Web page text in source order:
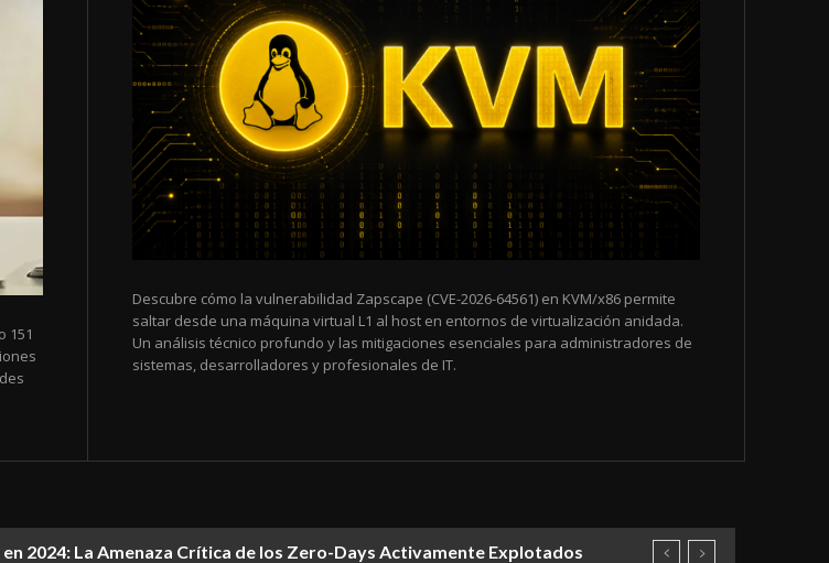
151
Descubre cómo la vulnerabilidad Zapscape (CVE-2026-64561) en KVM/x86 permite
saltar desde una máquina virtual L1 al host en entornos de virtualización anidada.
Un análisis técnico profundo y las mitigaciones esenciales para administradores de
sistemas, desarrolladores y profesionales de IT.
2024: La Amenaza Crítica de los Zero-Days Activamente Explotados